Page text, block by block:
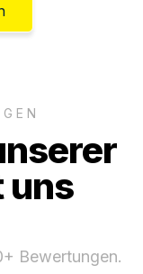
uns
Bewertungen.